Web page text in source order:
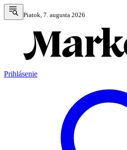
Piatok, 7. augusta 2026
Prihlásenie